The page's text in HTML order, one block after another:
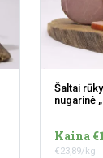
Šaltai
nugarinė
Kaina
€23,89/kg